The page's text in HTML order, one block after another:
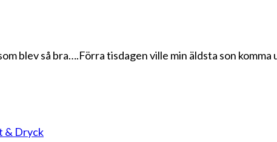
blev så bra….Förra tisdagen ville min äldsta son komma
& Dryck